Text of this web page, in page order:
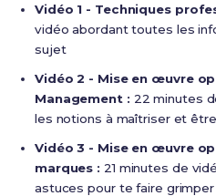
Vidéo 1 - Techniques
vidéo abordant toutes les
sujet
Vidéo 2 - Mise en œuvre
Management : 22 minutes
les notions à maîtriser et
Vidéo 3 - Mise en œuvre
marques : 21 minutes de
astuces pour te faire